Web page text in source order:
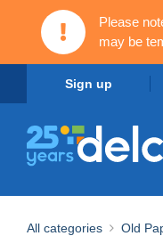
Please
may be
Sign up
All categories Old